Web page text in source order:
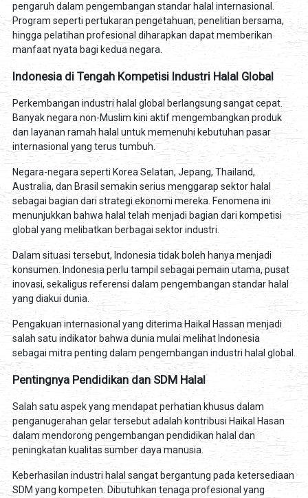
pengaruh dalam pengembangan standar halal internasional.
Program seperti pertukaran pengetahuan, penelitian bersama,
hingga pelatihan profesional diharapkan dapat memberikan
manfaat nyata bagi kedua negara.
Indonesia di Tengah Kompetisi Industri Halal Global
Perkembangan industri halal global berlangsung sangat cepat.
Banyak negara non-Muslim kini aktif mengembangkan produk
dan layanan ramah halal untuk memenuhi kebutuhan pasar
internasional yang terus tumbuh.
Negara-negara seperti Korea Selatan, Jepang, Thailand,
Australia, dan Brasil semakin serius menggarap sektor halal
sebagai bagian dari strategi ekonomi mereka. Fenomena ini
menunjukkan bahwa halal telah menjadi bagian dari kompetisi
global yang melibatkan berbagai sektor industri.
Dalam situasi tersebut, Indonesia tidak boleh hanya menjadi
konsumen. Indonesia perlu tampil sebagai pemain utama, pusat
inovasi, sekaligus referensi dalam pengembangan standar halal
yang diakui dunia.
Pengakuan internasional yang diterima Haikal Hassan menjadi
salah satu indikator bahwa dunia mulai melihat Indonesia
sebagai mitra penting dalam pengembangan industri halal global.
Pentingnya Pendidikan dan SDM Halal
Salah satu aspek yang mendapat perhatian khusus dalam
penganugerahan gelar tersebut adalah kontribusi Haikal Hasan
dalam mendorong pengembangan pendidikan halal dan
peningkatan kualitas sumber daya manusia.
Keberhasilan industri halal sangat bergantung pada ketersediaan
SDM yang kompeten. Dibutuhkan tenaga profesional yang